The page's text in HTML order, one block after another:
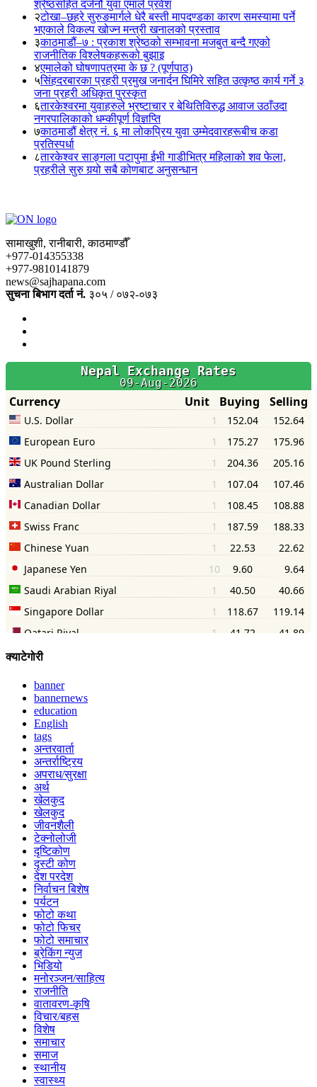
श्रेष्ठसहित दर्जनौं युवा एमाले प्रवेश
२टोखा–छहरे सुरुङमार्गले धेरै बस्ती मापदण्डका कारण समस्यामा पर्ने
भएकाले विकल्प खोज्न मन्त्री खनालको प्रस्ताव
३काठमाडौं–७ : प्रकाश श्रेष्ठको सम्भावना मजबुत बन्दै गएको
राजनीतिक विश्लेषकहरूको बुझाइ
४एमालेको घोषणापत्रमा के छ ? (पूर्णपाठ)
५सिंहदरबारका प्रहरी प्रमुख जनार्दन घिमिरे सहित उत्कृष्ठ कार्य गर्ने ३
जना प्रहरी अधिकृत पुरस्कृत
६तारकेश्वरमा युवाहरुले भ्रष्टाचार र बेथितिविरुद्ध आवाज उठाँउदा
नगरपालिकाको धम्कीपूर्ण विज्ञप्ति
७काठमाडौं क्षेत्र नं. ६ मा लोकप्रिय युवा उम्मेदवारहरूबीच कडा
प्रतिस्पर्धा
८तारकेश्वर साङ्गला पटापुमा ईभी गाडीभित्र महिलाको शव फेला,
प्रहरीले सुरु गर्‍यो सबै कोणबाट अनुसन्धान
सामाखुशी, रानीबारी, काठमाण्डौँ
+977-014355338
+977-9810141879
news@sajhapana.com
सुचना बिभाग दर्ता नं. ३०५ / ०७२-०७३
क्याटेगोरी
banner
bannernews
education
English
tags
अन्तरवार्ता
अन्तर्राष्ट्रिय
अपराध/सुरक्षा
अर्थ
खेलकुद
खेलकुद
जीवनशैली
टेक्नोलोजी
दृष्टिकोण
दृस्टी कोण
देश परदेश
निर्वाचन बिशेष
पर्यटन
फोटो कथा
फोटो फिचर
फोटो समाचार
ब्रेकिंग न्युज
भिडियो
मनोरञ्जन/साहित्य
राजनीति
वातावरण-कृषि
विचार/बहस
विशेष
समाचार
समाज
स्थानीय
स्वास्थ्य